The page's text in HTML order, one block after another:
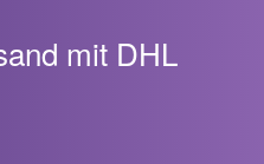
mit DHL